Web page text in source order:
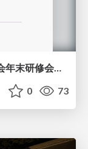
2025年度一般社団法人嬬恋村観光協会年末研修会~第1部~宿泊データ分析システムの導入に係るシステムのご説明
0 73